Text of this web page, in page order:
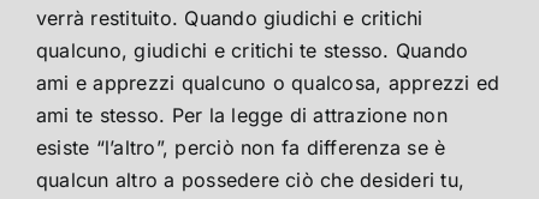
verrà restituito. Quando giudichi e critichi
qualcuno, giudichi e critichi te stesso. Quando
ami e apprezzi qualcuno o qualcosa, apprezzi ed
ami te stesso. Per la legge di attrazione non
esiste “l’altro”, perciò non fa differenza se è
qualcun altro a possedere ciò che desideri tu,